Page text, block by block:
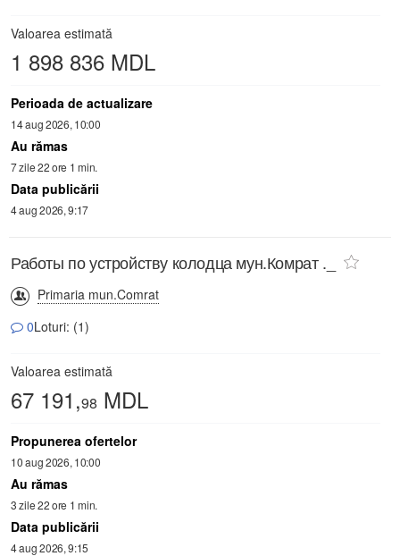
Valoarea estimată
1 898 836 MDL
Perioada de actualizare
14 aug 2026, 10:00
Au rămas
7 zile 22 ore 1 min.
Data publicării
4 aug 2026, 9:17
Работы по устройству колодца мун.Комрат ._
Primaria mun.Comrat
0Loturi: (1)
Valoarea estimată
67 191,98 MDL
Propunerea ofertelor
10 aug 2026, 10:00
Au rămas
3 zile 22 ore 1 min.
Data publicării
4 aug 2026, 9:15